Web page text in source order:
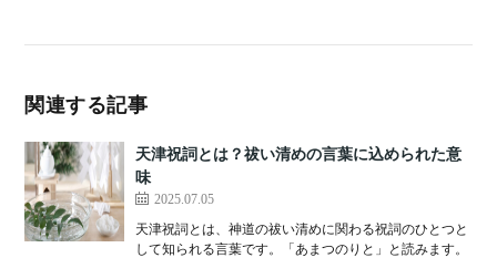
関連する記事
天津祝詞とは？祓い清めの言葉に込められた意
味
2025.07.05
天津祝詞とは、神道の祓い清めに関わる祝詞のひとつと
して知られる言葉です。「あまつのりと」と読みます。